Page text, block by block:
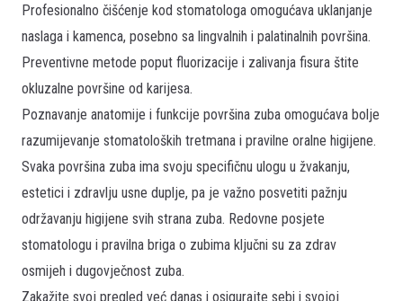
Profesionalno čišćenje kod stomatologa omogućava uklanjanje
naslaga i kamenca, posebno sa lingvalnih i palatinalnih površina.
Preventivne metode poput fluorizacije i zalivanja fisura štite
okluzalne površine od karijesa.
Poznavanje anatomije i funkcije površina zuba omogućava bolje
razumijevanje stomatoloških tretmana i pravilne oralne higijene.
Svaka površina zuba ima svoju specifičnu ulogu u žvakanju,
estetici i zdravlju usne duplje, pa je važno posvetiti pažnju
održavanju higijene svih strana zuba. Redovne posjete
stomatologu i pravilna briga o zubima ključni su za zdrav
osmijeh i dugovječnost zuba.
Zakažite svoj pregled već danas i osigurajte sebi i svojoj